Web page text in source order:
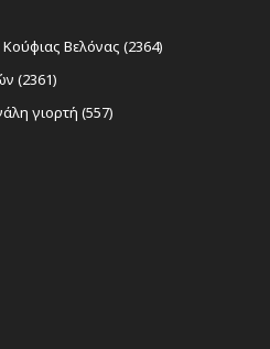
Βελόνας (2364)
(2361)
γιορτή (557)